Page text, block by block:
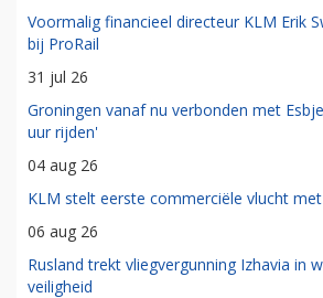
Voormalig financieel directeur KLM Erik
bij ProRail
31 jul 26
Groningen vanaf nu verbonden met
uur rijden'
04 aug 26
KLM stelt eerste commerciële vlucht
06 aug 26
Rusland trekt vliegvergunning Izhavia in
veiligheid